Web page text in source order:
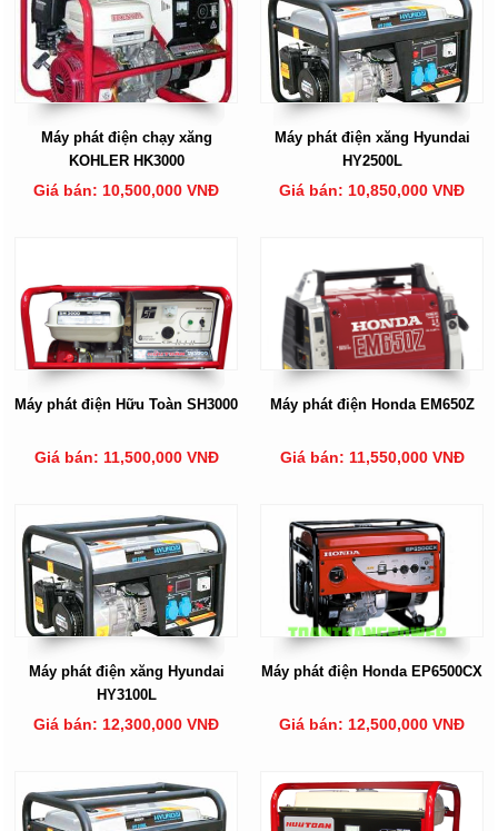
Máy phát điện chạy xăng
KOHLER HK3000
Giá bán: 10,500,000 VNĐ
Máy phát điện xăng Hyundai
HY2500L
Giá bán: 10,850,000 VNĐ
Máy phát điện Hữu Toàn SH3000
Giá bán: 11,500,000 VNĐ
Máy phát điện Honda EM650Z
Giá bán: 11,550,000 VNĐ
Máy phát điện xăng Hyundai
HY3100L
Giá bán: 12,300,000 VNĐ
Máy phát điện Honda EP6500CX
Giá bán: 12,500,000 VNĐ